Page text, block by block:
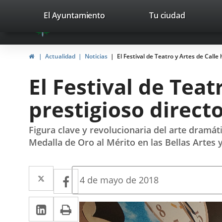
Portal
Web
del
Valladolid
avaTop
valladolid.es
El Ayuntamiento Tu ciudad
HomeActualidad Noticias El Festival de Teatro y Artes de
El Festival de
prestigioso
Figura clave y revolucionaria del arte
Medalla de Oro al Mérito en las Bellas
Twitter
Enlace
a
una
Facebook
Enlace
a
una
Linkedin
EnlacePrint
Fecha
la
noticia
4 de mayo de 2018